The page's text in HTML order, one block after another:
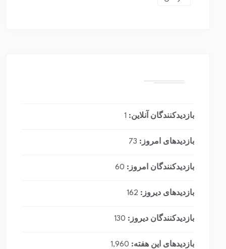
بازدیدکنندگان آنلاین: 1
بازدیدهای امروز: 73
بازدیدکنندگان امروز: 60
بازدیدهای دیروز: 162
بازدیدکنندگان دیروز: 130
بازدیدهای این هفته: 1,960